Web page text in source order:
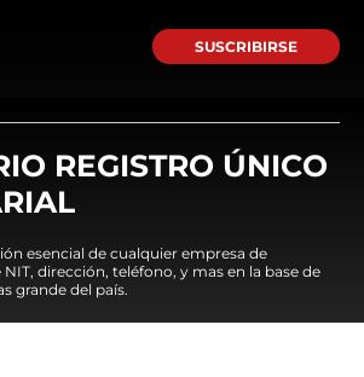
SUSCRIBIRSE
REGISTRO ÚNICO
esencial de cualquier empresa de
dirección, teléfono, y mas en la base de
grande del país.